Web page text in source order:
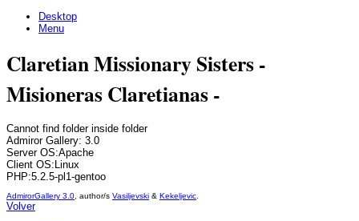
Desktop
Menu
Claretian Missionary Sisters -
Misioneras Claretianas -
Cannot find folder inside folder
Admiror Gallery: 3.0
Server OS:Apache
Client OS:Linux
PHP:5.2.5-pl1-gentoo
AdmirorGallery 3.0 , author/s Vasiljevski & Kekeljevic
Volver